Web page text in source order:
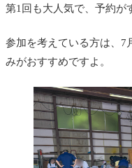
第1回も大人気で、予約が
参加を考えている方は、7
みがおすすめですよ。